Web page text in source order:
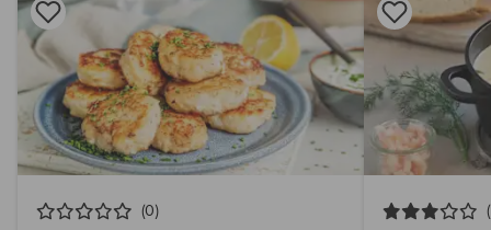
(0)